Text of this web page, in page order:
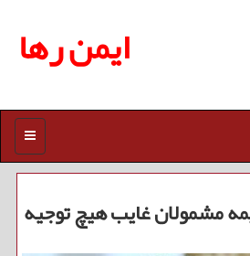
ایمن رها
منو
مشمولان غایب هیچ توجیه